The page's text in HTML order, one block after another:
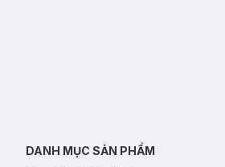
DANH MỤC SẢN PHẨM